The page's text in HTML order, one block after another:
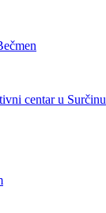
centar u Surčinu